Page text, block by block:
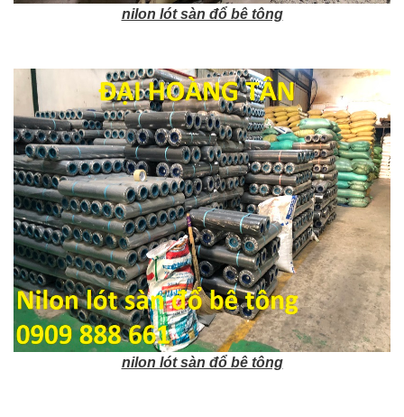
nilon lót sàn đổ bê tông
nilon lót sàn đổ bê tông